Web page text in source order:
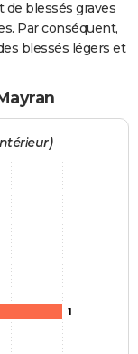
de blessés graves
Par conséquent,
blessés légers et
1